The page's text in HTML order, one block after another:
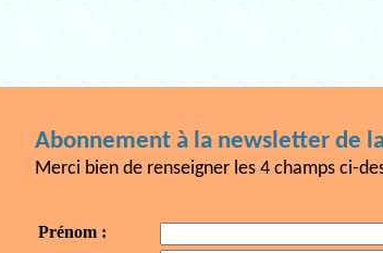
Abonnement à la newsletter de
Merci bien de renseigner les 4 champs ci-
Prénom :